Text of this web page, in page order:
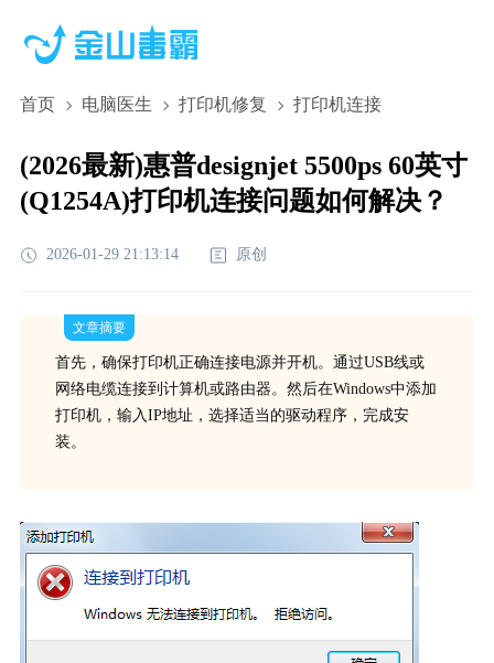
首页 电脑医生 打印机修复 打印机连接
(2026最新)惠普designjet 5500ps 60英寸
(Q1254A)打印机连接问题如何解决？
2026-01-29 21:13:14 原创
文章摘要
首先，确保打印机正确连接电源并开机。通过USB线或
网络电缆连接到计算机或路由器。然后在Windows中添加
打印机，输入IP地址，选择适当的驱动程序，完成安
装。